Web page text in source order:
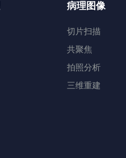
病理图像
切片扫描
共聚焦
拍照分析
三维重建